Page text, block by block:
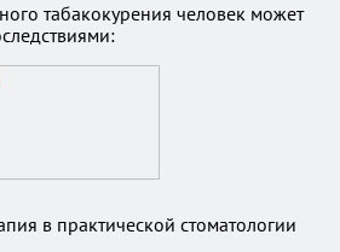
табакокурения человек может
в практической стоматологии